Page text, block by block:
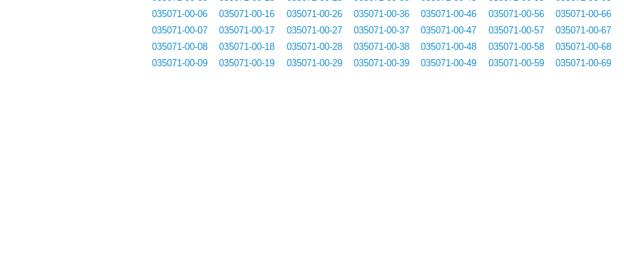
035071-00-06
035071-00-07
035071-00-08
035071-00-09
035071-00-16
035071-00-17
035071-00-18
035071-00-19
035071-00-26
035071-00-27
035071-00-28
035071-00-29
035071-00-36
035071-00-37
035071-00-38
035071-00-39
035071-00-46
035071-00-47
035071-00-48
035071-00-49
035071-00-56
035071-00-57
035071-00-58
035071-00-59
035071-00-66
035071-00-67
035071-00-68
035071-00-69